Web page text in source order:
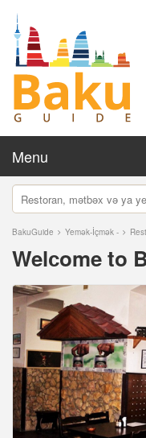
Menu
BakuGuide Yemək-İçmək -
Welсome to